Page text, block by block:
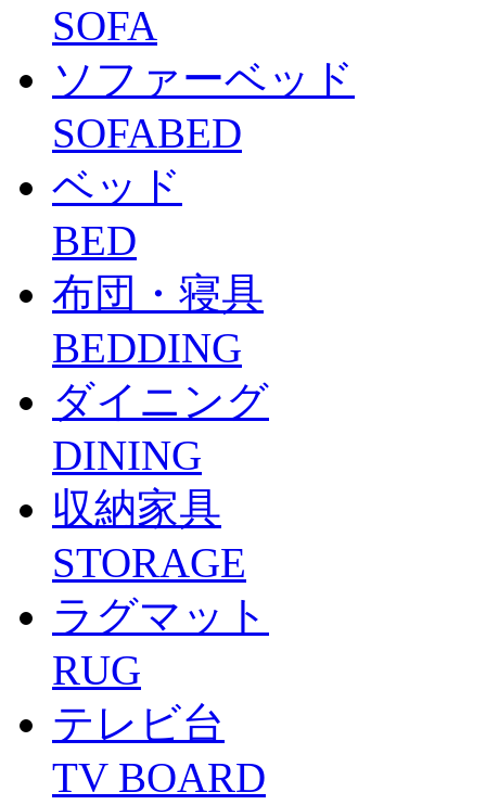
SOFA
ソファーベッド
SOFABED
ベッド
BED
布団・寝具
BEDDING
ダイニング
DINING
収納家具
STORAGE
ラグマット
RUG
テレビ台
TV BOARD